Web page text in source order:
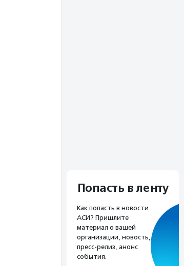
Попасть в ленту
Как попасть в новости
АСИ? Пришлите
материал о вашей
организации, новость,
пресс-релиз, анонс
события.